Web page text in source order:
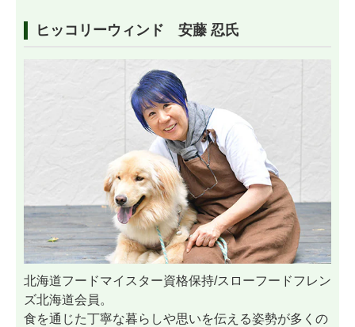
ヒッコリーウィンド 安藤 忍氏
北海道フードマイスター資格保持/スローフードフレン
ズ北海道会員。
食を通じた丁寧な暮らしや思いを伝える姿勢が多くの